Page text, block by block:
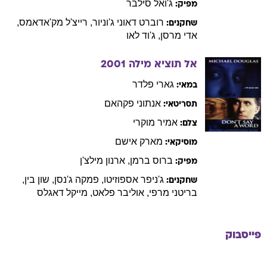
מפיק: ג'ואל סילבר
שחקנים: רוברט דאוני ג'וניור, רייצ'ל מק'אדאמס,
אדי מרסן, ג'וד לאו
אל תוציא מילה 2001
במאי: גארי פלדר
תסריטאי: אנתוני פקהאם
צלם: אמיר מוקרי
מוסיקאי: מארק אישם
מפיק: ברוס ברמן, ארנון מילצ'ן
שחקנים: ג'ניפר אספוזיטו, פמקה ג'נסן, שון בין,
בריטני מרפי, אוליבר פלאט, מייקל דאגלס
פייסבוק